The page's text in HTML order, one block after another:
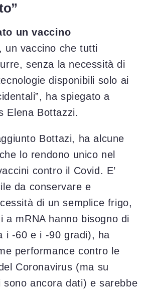
un vaccino
, un vaccino che tutti
senza la necessità di
disponibili solo ai
ha spiegato a
Elena Bottazzi.
Bottazi, ha alcune
lo rendono unico nel
contro il Covid. E’
da conservare e
di un semplice frigo,
a mRNA hanno bisogno di
i -60 e i -90 gradi), ha
performance contro le
Coronavirus (ma su
sono ancora dati) e sarebbe